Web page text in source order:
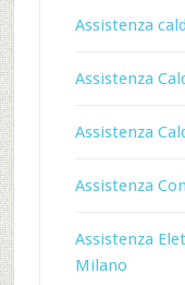
Assistenza
Assistenza
Assistenza
Assistenza
Assistenza
Milano